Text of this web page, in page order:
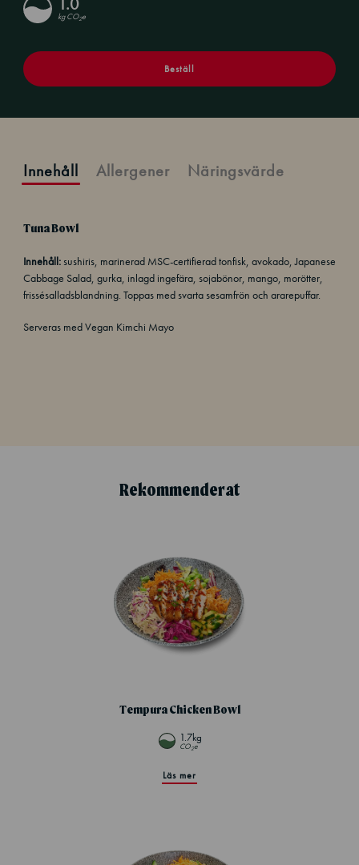
1.0
kg CO2e
Beställ
Innehåll Allergener Näringsvärde
Tuna Bowl
Innehåll: sushiris, marinerad MSC-certifierad tonfisk, avokado, Japanese
Cabbage Salad, gurka, inlagd ingefära, sojabönor, mango, morötter,
frissésalladsblandning. Toppas med svarta sesamfrön och ararepuffar.
Serveras med Vegan Kimchi Mayo
Rekommenderat
Tempura Chicken Bowl
1.7kg
CO2e
Läs mer